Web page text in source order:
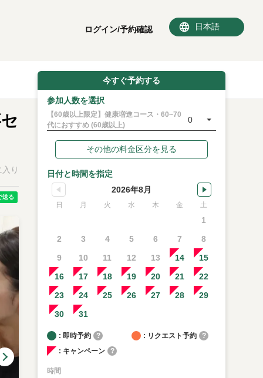
ログイン/予約確認
り
今すぐ予約する
参加人数を選択
【60歳以上限定】健康増進コース・60~70
代におすすめ (60歳以上)
0
その他の料金区分を見る
日付と時間を指定
2026年8月
日 月 火 水 木 金 土
1
2
3 4 5 6 7
8
9
10 11 12 13 14
15
16
17 18 19 20 21
22
23
24 25 26 27 28
29
30
31
: 即時予約 ? : リクエスト予約
?
: キャンペーン
?
時間